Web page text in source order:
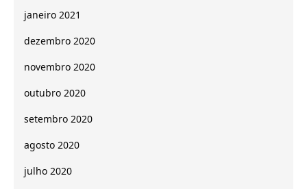
janeiro 2021
dezembro 2020
novembro 2020
outubro 2020
setembro 2020
agosto 2020
julho 2020